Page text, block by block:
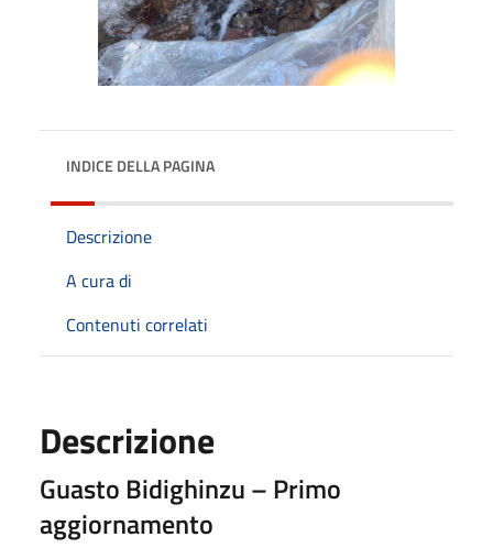
INDICE DELLA PAGINA
Descrizione
A cura di
Contenuti correlati
Descrizione
Guasto Bidighinzu – Primo
aggiornamento